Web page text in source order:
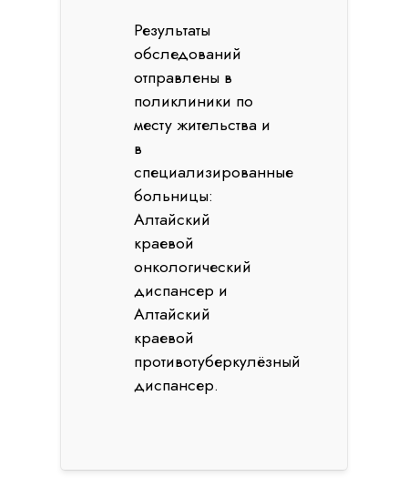
Результаты
обследований
отправлены в
поликлиники по
месту жительства и
в
специализированные
больницы:
Алтайский
краевой
онкологический
диспансер и
Алтайский
краевой
противотуберкулёзный
диспансер.